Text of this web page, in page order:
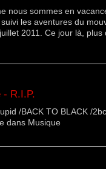
nous sommes en
les aventures du
2011. Ce jour là, plus
- R.I.P.
/BACK TO BLACK /
dans Musique